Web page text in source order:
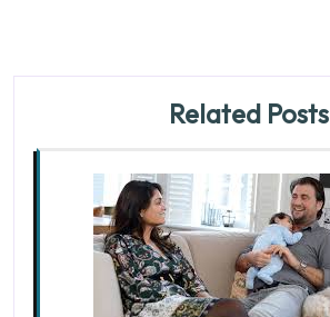
Related Posts